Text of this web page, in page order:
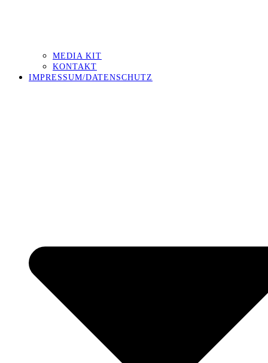
MEDIA KIT
KONTAKT
IMPRESSUM/DATENSCHUTZ